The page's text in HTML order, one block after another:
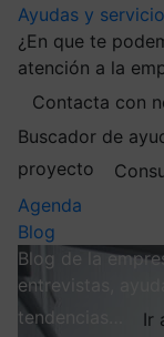
Ayudas y
¿En que te
atención a la
Contacta con
Buscador de
proyecto
Agenda
Blog
Blog de la
entrevistas,
tendencias…
Ir